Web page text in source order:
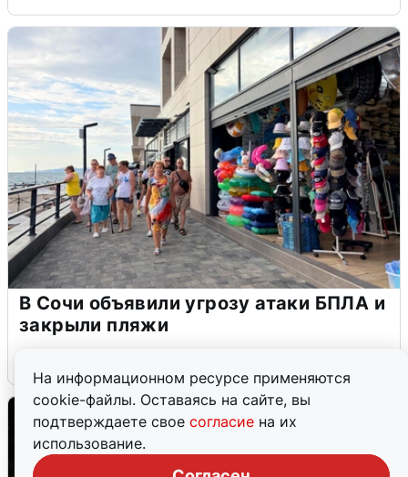
На информационном ресурсе применяются
cookie-файлы. Оставаясь на сайте, вы
подтверждаете свое согласие на их
использование.
В Сочи объявили угрозу атаки БПЛА и
закрыли пляжи